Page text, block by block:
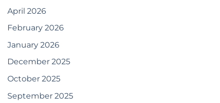
April 2026
February 2026
January 2026
December 2025
October 2025
September 2025